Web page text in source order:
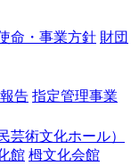
命・事業方針 財団
告 指定管理事業
芸術文化ホール）
館 栂文化会館